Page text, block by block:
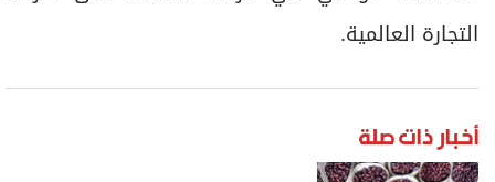
التجارة العالمية.
أخبار ذات صلة